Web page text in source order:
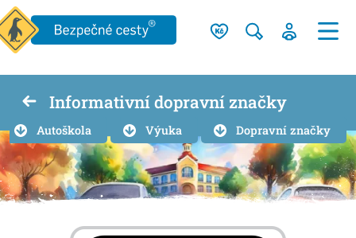
Informativní dopravní značky
Autoškola Výuka Dopravní značky